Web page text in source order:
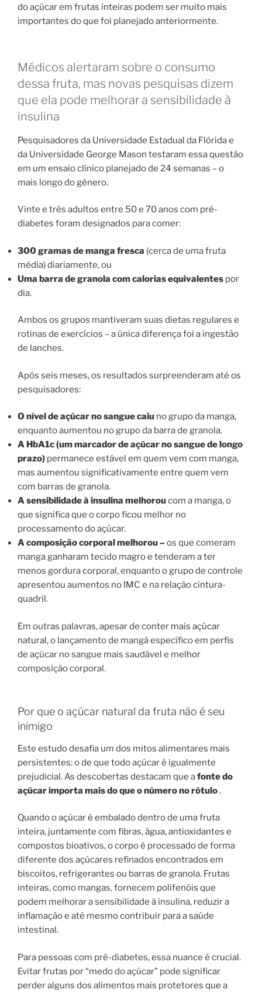
do açúcar em frutas inteiras podem ser muito mais
importantes do que foi planejado anteriormente.
Médicos alertaram sobre o consumo
dessa fruta, mas novas pesquisas dizem
que ela pode melhorar a sensibilidade à
insulina
Pesquisadores da Universidade Estadual da Flórida e
da Universidade George Mason testaram essa questão
em um ensaio clínico planejado de 24 semanas – o
mais longo do gênero.
Vinte e três adultos entre 50 e 70 anos com pré-
diabetes foram designados para comer:
300 gramas de manga fresca (cerca de uma fruta
média) diariamente, ou
Uma barra de granola com calorias equivalentes por
dia.
Ambos os grupos mantiveram suas dietas regulares e
rotinas de exercícios – a única diferença foi a ingestão
de lanches.
Após seis meses, os resultados surpreenderam até os
pesquisadores:
O nível de açúcar no sangue caiu no grupo da manga,
enquanto aumentou no grupo da barra de granola.
A HbA1c (um marcador de açúcar no sangue de longo
prazo) permanece estável em quem vem com manga,
mas aumentou significativamente entre quem vem
com barras de granola.
A sensibilidade à insulina melhoroucom a manga, o
que significa que o corpo ficou melhor no
processamento do açúcar.
A composição corporal melhorou –os que comeram
manga ganharam tecido magro e tenderam a ter
menos gordura corporal, enquanto o grupo de controle
apresentou aumentos no IMC e na relação cintura-
quadril.
Em outras palavras, apesar de conter mais açúcar
natural, o lançamento de mangá específico em perfis
de açúcar no sangue mais saudável e melhor
composição corporal.
Por que o açúcar natural da fruta não é seu
inimigo
Este estudo desafia um dos mitos alimentares mais
persistentes: o de que todo açúcar é igualmente
prejudicial. As descobertas destacam que afonte do
açúcar importa mais do que o número no rótulo.
Quando o açúcar é embalado dentro de uma fruta
inteira, juntamente com fibras, água, antioxidantes e
compostos bioativos, o corpo é processado de forma
diferente dos açúcares refinados encontrados em
biscoitos, refrigerantes ou barras de granola. Frutas
inteiras, como mangas, fornecem polifenóis que
podem melhorar a sensibilidade à insulina, reduzir a
inflamação e até mesmo contribuir para a saúde
intestinal.
Para pessoas com pré-diabetes, essa nuance é crucial.
Evitar frutas por “medo do açúcar” pode significar
perder alguns dos alimentos mais protetores que a